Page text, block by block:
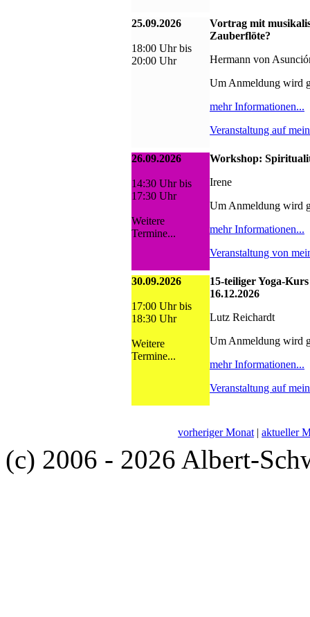
25.09.2026
18:00 Uhr bis
20:00 Uhr
Vortrag mit
Zauberflöte?
Hermann von
Um Anmeldung wird
mehr Informationen...
Veranstaltung auf
26.09.2026
14:30 Uhr bis
17:30 Uhr
Weitere
Termine...
Workshop:
Irene
Um Anmeldung wird
mehr Informationen...
Veranstaltung von
30.09.2026
17:00 Uhr bis
18:30 Uhr
Weitere
Termine...
15-teiliger Yoga-
16.12.2026
Lutz Reichardt
Um Anmeldung wird
mehr Informationen...
Veranstaltung auf
vorheriger Monat | aktueller
(c) 2006 - 2026 Albert-